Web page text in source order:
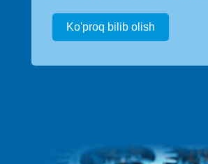
Ko'proq bilib olish